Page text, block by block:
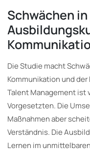
Schwächen
Die Studie macht
Kommunikation und
Talent Management ist
Vorgesetzten. Die
Maßnahmen aber
Verständnis. Die
Lernen im